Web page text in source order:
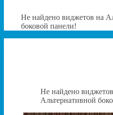
Не найдено виджетов на
боковой панели!
Не найдено
Альтернативной